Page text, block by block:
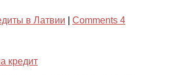
в Латвии
Comments 4
кредит